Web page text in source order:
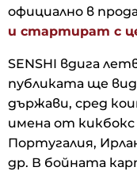
официално в
и стартират с
SENSHI вдига
публиката ще
държави, сред
имена от
Португалия,
др. В бойната